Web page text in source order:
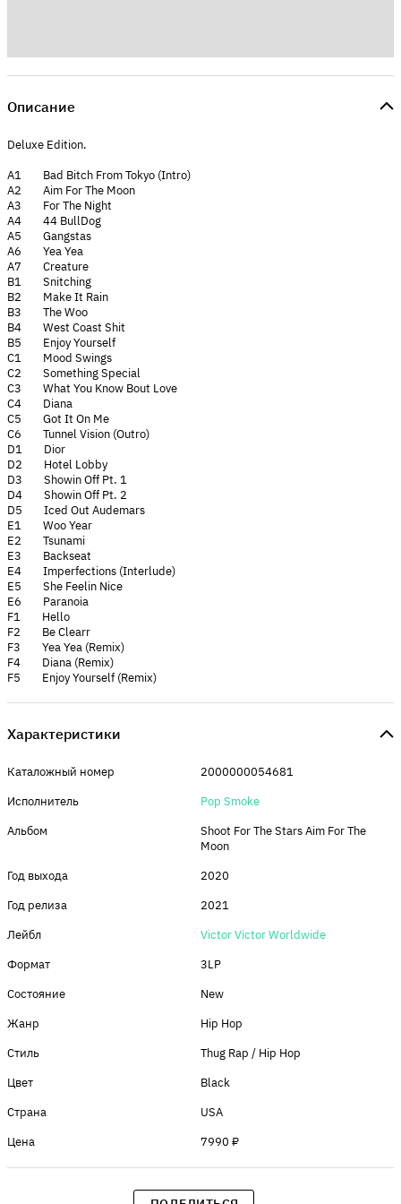
Описание
Deluxe Edition.
A1 Bad Bitch From Tokyo (Intro)
A2 Aim For The Moon
A3 For The Night
A4 44 BullDog
A5 Gangstas
A6 Yea Yea
A7 Creature
B1 Snitching
B2 Make It Rain
B3 The Woo
B4 West Coast Shit
B5 Enjoy Yourself
C1 Mood Swings
C2 Something Special
C3 What You Know Bout Love
C4 Diana
C5 Got It On Me
C6 Tunnel Vision (Outro)
D1 Dior
D2 Hotel Lobby
D3 Showin Off Pt. 1
D4 Showin Off Pt. 2
D5 Iced Out Audemars
E1 Woo Year
E2 Tsunami
E3 Backseat
E4 Imperfections (Interlude)
E5 She Feelin Nice
E6 Paranoia
F1 Hello
F2 Be Clearr
F3 Yea Yea (Remix)
F4 Diana (Remix)
F5 Enjoy Yourself (Remix)
Характеристики
Каталожный номер
2000000054681
Исполнитель
Pop Smoke
Альбом
Shoot For The Stars Aim For The
Moon
Год выхода
2020
Год релиза
2021
Лейбл
Victor Victor Worldwide
Формат
3LP
Состояние
New
Жанр
Hip Hop
Стиль
Thug Rap / Hip Hop
Цвет
Black
Страна
USA
Цена
7990 ₽